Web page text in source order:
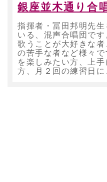
銀座並木通り合
指揮者・冨田邦明先
いる、混声合唱団で
歌うことが大好きな
の苦手な者など様々
を楽しみたい方、上
方、月２回の練習日に